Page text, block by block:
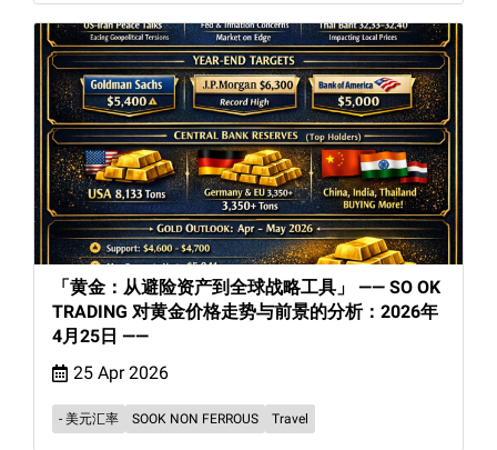
「黄金：从避险资产到全球战略工具」 —— SO OK
TRADING 对黄金价格走势与前景的分析：2026年
4月25日 ——
25 Apr 2026
- 美元汇率 SOOK NON FERROUS Travel